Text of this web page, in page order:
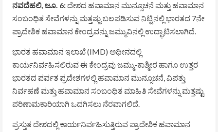
ನವದೆಹಲಿ, ಜೂ. 6: ದೇಶದ ಹವಾಮಾನ ಮುನ್ಸೂಚನೆ ಮತ್ತು ಹವಾಮಾನ
ಸಂಬಂಧಿತ ಸೇವೆಗಳನ್ನು ಮತ್ತಷ್ಟು ಬಲಪಡಿಸುವ ನಿಟ್ಟಿನಲ್ಲಿ ಭಾರತದ 7ನೇ
ಪ್ರಾದೇಶಿಕ ಹವಾಮಾನ ಕೇಂದ್ರವನ್ನು ಜಮ್ಮುವಿನಲ್ಲಿ ಉದ್ಘಾಟಿಸಲಾಗಿದೆ.
ಭಾರತ ಹವಾಮಾನ ಇಲಾಖೆ (IMD) ಅಧೀನದಲ್ಲಿ
ಕಾರ್ಯನಿರ್ವಹಿಸಲಿರುವ ಈ ಕೇಂದ್ರವು ಜಮ್ಮು-ಕಾಶ್ಮೀರ ಹಾಗೂ ಉತ್ತರ
ಭಾರತದ ಪರ್ವತ ಪ್ರದೇಶಗಳಲ್ಲಿ ಹವಾಮಾನ ಮುನ್ಸೂಚನೆ, ವಿಪತ್ತು
ನಿರ್ವಹಣೆ ಮತ್ತು ಹವಾಮಾನ ಸಂಬಂಧಿತ ಮಾಹಿತಿ ಸೇವೆಗಳನ್ನು ಮತ್ತಷ್ಟು
ಪರಿಣಾಮಕಾರಿಯಾಗಿ ಒದಗಿಸಲು ನೆರವಾಗಲಿದೆ.
ಪ್ರಸ್ತುತ ದೇಶದಲ್ಲಿ ಕಾರ್ಯನಿರ್ವಹಿಸುತ್ತಿರುವ ಪ್ರಾದೇಶಿಕ ಹವಾಮಾನ